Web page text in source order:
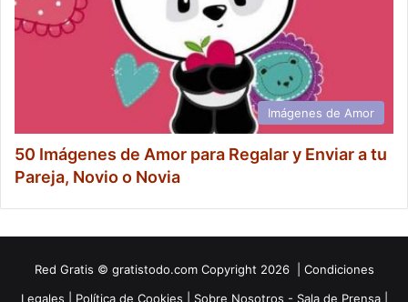
Imágenes de Amor
50 Imágenes de Amor para Regalar y Enviar a tu
Pareja, Novio o Novia
Red Gratis © gratistodo.com Copyright 2026 | Condiciones
Legales
Política de Cookies Sobre Nosotros - Sala de Prensa|